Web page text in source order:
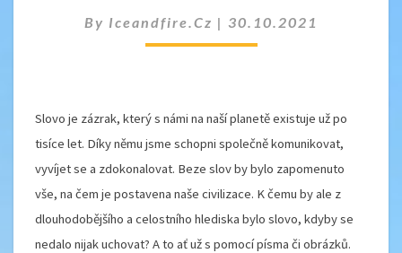
By Iceandfire.cz | 30.10.2021
Slovo je zázrak, který s námi na naší planetě existuje už po
tisíce let. Díky němu jsme schopni společně komunikovat,
vyvíjet se a zdokonalovat. Beze slov by bylo zapomenuto
vše, na čem je postavena naše civilizace. K čemu by ale z
dlouhodobějšího a celostního hlediska bylo slovo, kdyby se
nedalo nijak uchovat? A to ať už s pomocí písma či obrázků.